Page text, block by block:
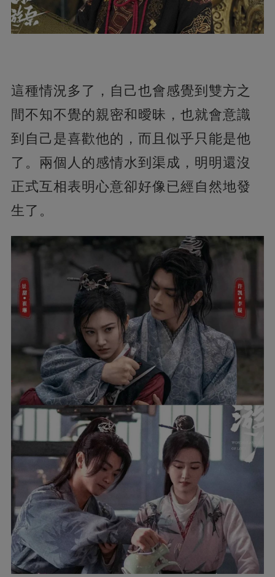
這種情況多了，自己也會感覺到雙方之
間不知不覺的親密和曖昧，也就會意識
到自己是喜歡他的，而且似乎只能是他
了。兩個人的感情水到渠成，明明還沒
正式互相表明心意卻好像已經自然地發
生了。